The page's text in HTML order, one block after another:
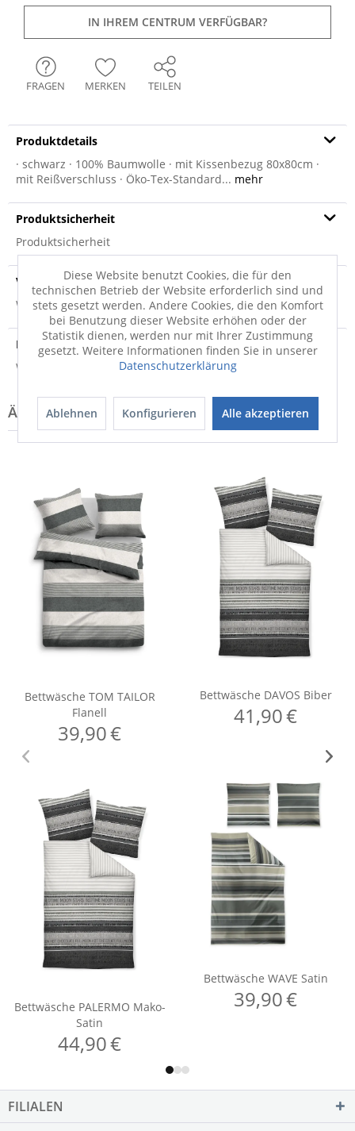
IN IHREM CENTRUM VERFÜGBAR?
FRAGEN MERKEN TEILEN
Produktdetails
· schwarz · 100% Baumwolle · mit Kissenbezug 80x80cm ·
mit Reißverschluss · Öko-Tex-Standard... mehr
Produktsicherheit
Produktsicherheit
Versandinfo
Weitere Informationen zum Versand...
Hersteller
Weitere Informationen zum Hersteller...
FILIALEN
Diese Website benutzt Cookies, die für den
technischen Betrieb der Website erforderlich sind und
stets gesetzt werden. Andere Cookies, die den Komfort
bei Benutzung dieser Website erhöhen oder der
Statistik dienen, werden nur mit Ihrer Zustimmung
gesetzt. Weitere Informationen finden Sie in unserer
Datenschutzerklärung
Ablehnen Konfigurieren Alle akzeptieren